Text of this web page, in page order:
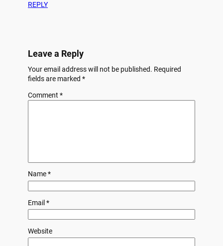
REPLY
Leave a Reply
Your email address will not be published. Required
fields are marked *
Comment *
Name*
Email *
Website